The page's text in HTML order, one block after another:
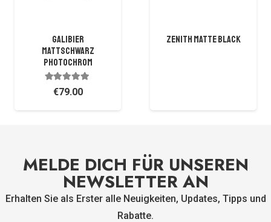
GALIBIER
MATTSCHWARZ
PHOTOCHROM
Bewertet mit
€79.00
ZENITH MATTE BLACK
MELDE DICH FÜR UNSEREN
NEWSLETTER AN
Erhalten Sie als Erster alle Neuigkeiten, Updates, Tipps und
Rabatte.